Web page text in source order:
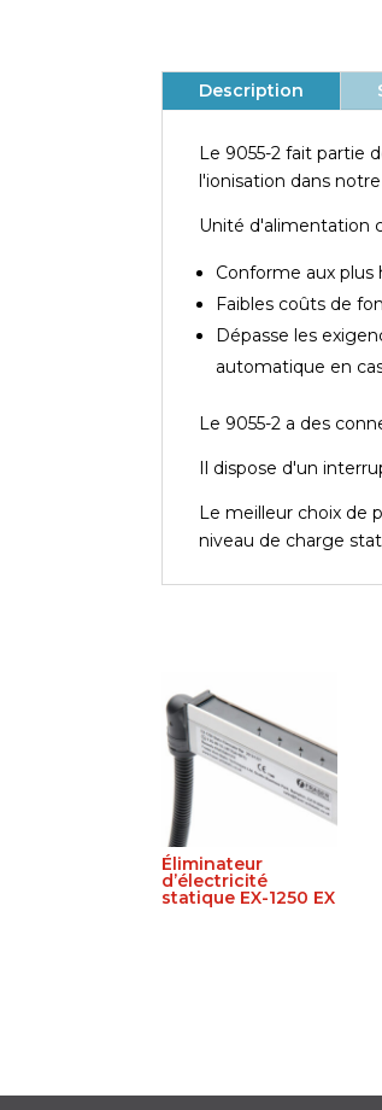
Description
Le 9055-2 fait partie
l'ionisation dans
Unité d'alimentation
Conforme aux plus
Faibles coûts de
Dépasse les
automatique en
Le 9055-2 a des
Il dispose d'un
Le meilleur choix de
niveau de charge
Éliminateur
d’électricité
statique EX-1250 EX